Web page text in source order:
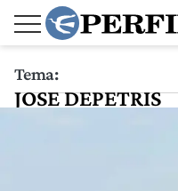
Tema:
JOSE DEPETRIS